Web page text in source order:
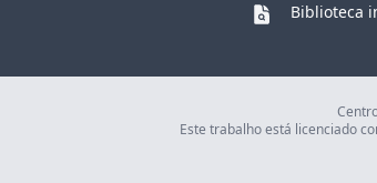
Biblioteca
Este trabalho está licenciado